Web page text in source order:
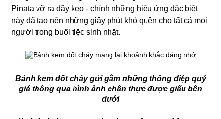
Pinata vỡ ra đầy kẹo - chính những hiệu ứng đặc biệt
này đã tạo nên những giây phút khó quên cho tất cả mọi
người trong buổi tiệc sinh nhật.
Bánh kem đốt cháy gửi gắm những thông điệp quý
giá thông qua hình ảnh chân thực được giấu bên
dưới